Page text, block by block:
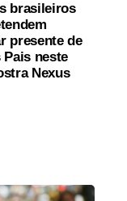
brasileiros
presente de
Pais neste
Nexus